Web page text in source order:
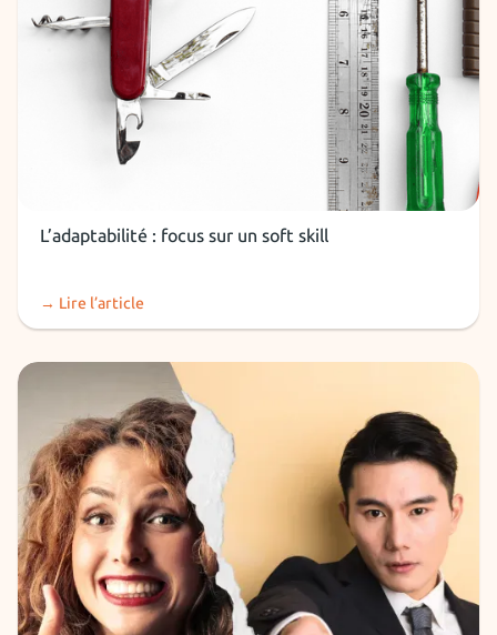
Soft Skills
L’adaptabilité : focus sur un soft skill
→ Lire l’article